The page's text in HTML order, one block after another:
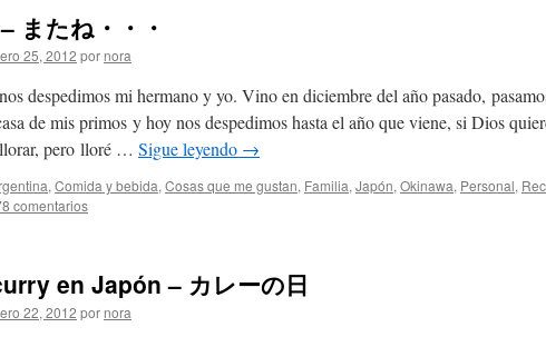
またね・・・
25, 2012 por nora
despedimos mi hermano y yo. Vino en diciembre del año pasado,
de mis primos y hoy nos despedimos hasta el año que viene, si Dios
pero lloré … Sigue leyendo →
, Comida y bebida, Cosas que me gustan, Familia, Japón, Okinawa, Personal,
comentarios
en Japón – カレーの日
22, 2012 por nora